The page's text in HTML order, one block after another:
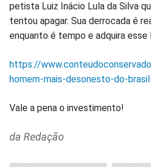
petista Luiz Inácio Lula da Silva
tentou apagar. Sua derrocada é
enquanto é tempo e adquira esse
https://
homem-mais-desonesto-do-
Vale a pena o investimento!
da Redação